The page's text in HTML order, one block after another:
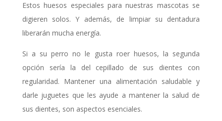
Estos huesos especiales para nuestras mascotas se
digieren solos. Y además, de limpiar su dentadura
liberarán mucha energía.
Si a su perro no le gusta roer huesos, la segunda
opción sería la del cepillado de sus dientes con
regularidad. Mantener una alimentación saludable y
darle juguetes que les ayude a mantener la salud de
sus dientes, son aspectos esenciales.